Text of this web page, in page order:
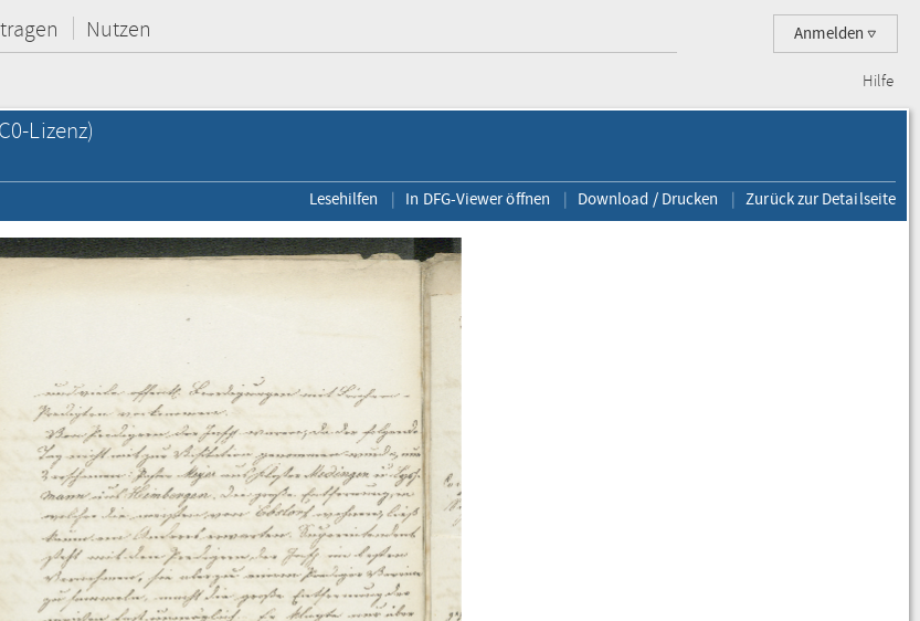
Anmelden
Nutzen
Hilfe
Lizenz)
Lesehilfen In DFG-Viewer öffnen Download / Drucken Zurück zur Detailseite